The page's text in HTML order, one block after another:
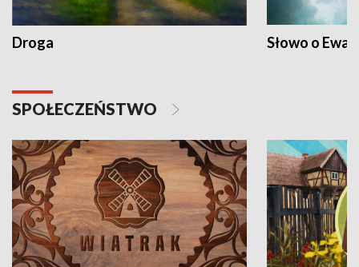
Droga Słowo o
SPOŁECZEŃSTWO